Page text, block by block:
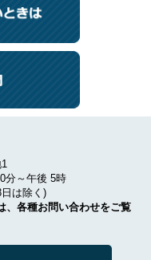
分～午後 5時
は除く)
、各種お問い合わせをご覧